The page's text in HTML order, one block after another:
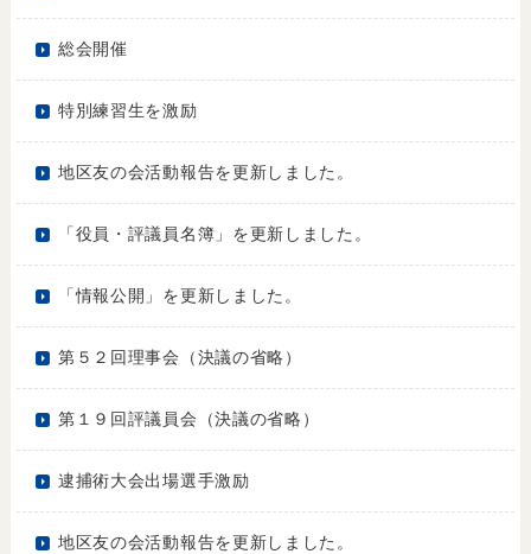
総会開催
特別練習生を激励
地区友の会活動報告を更新しました。
「役員・評議員名簿」を更新しました。
「情報公開」を更新しました。
第５２回理事会（決議の省略）
第１９回評議員会（決議の省略）
逮捕術大会出場選手激励
地区友の会活動報告を更新しました。